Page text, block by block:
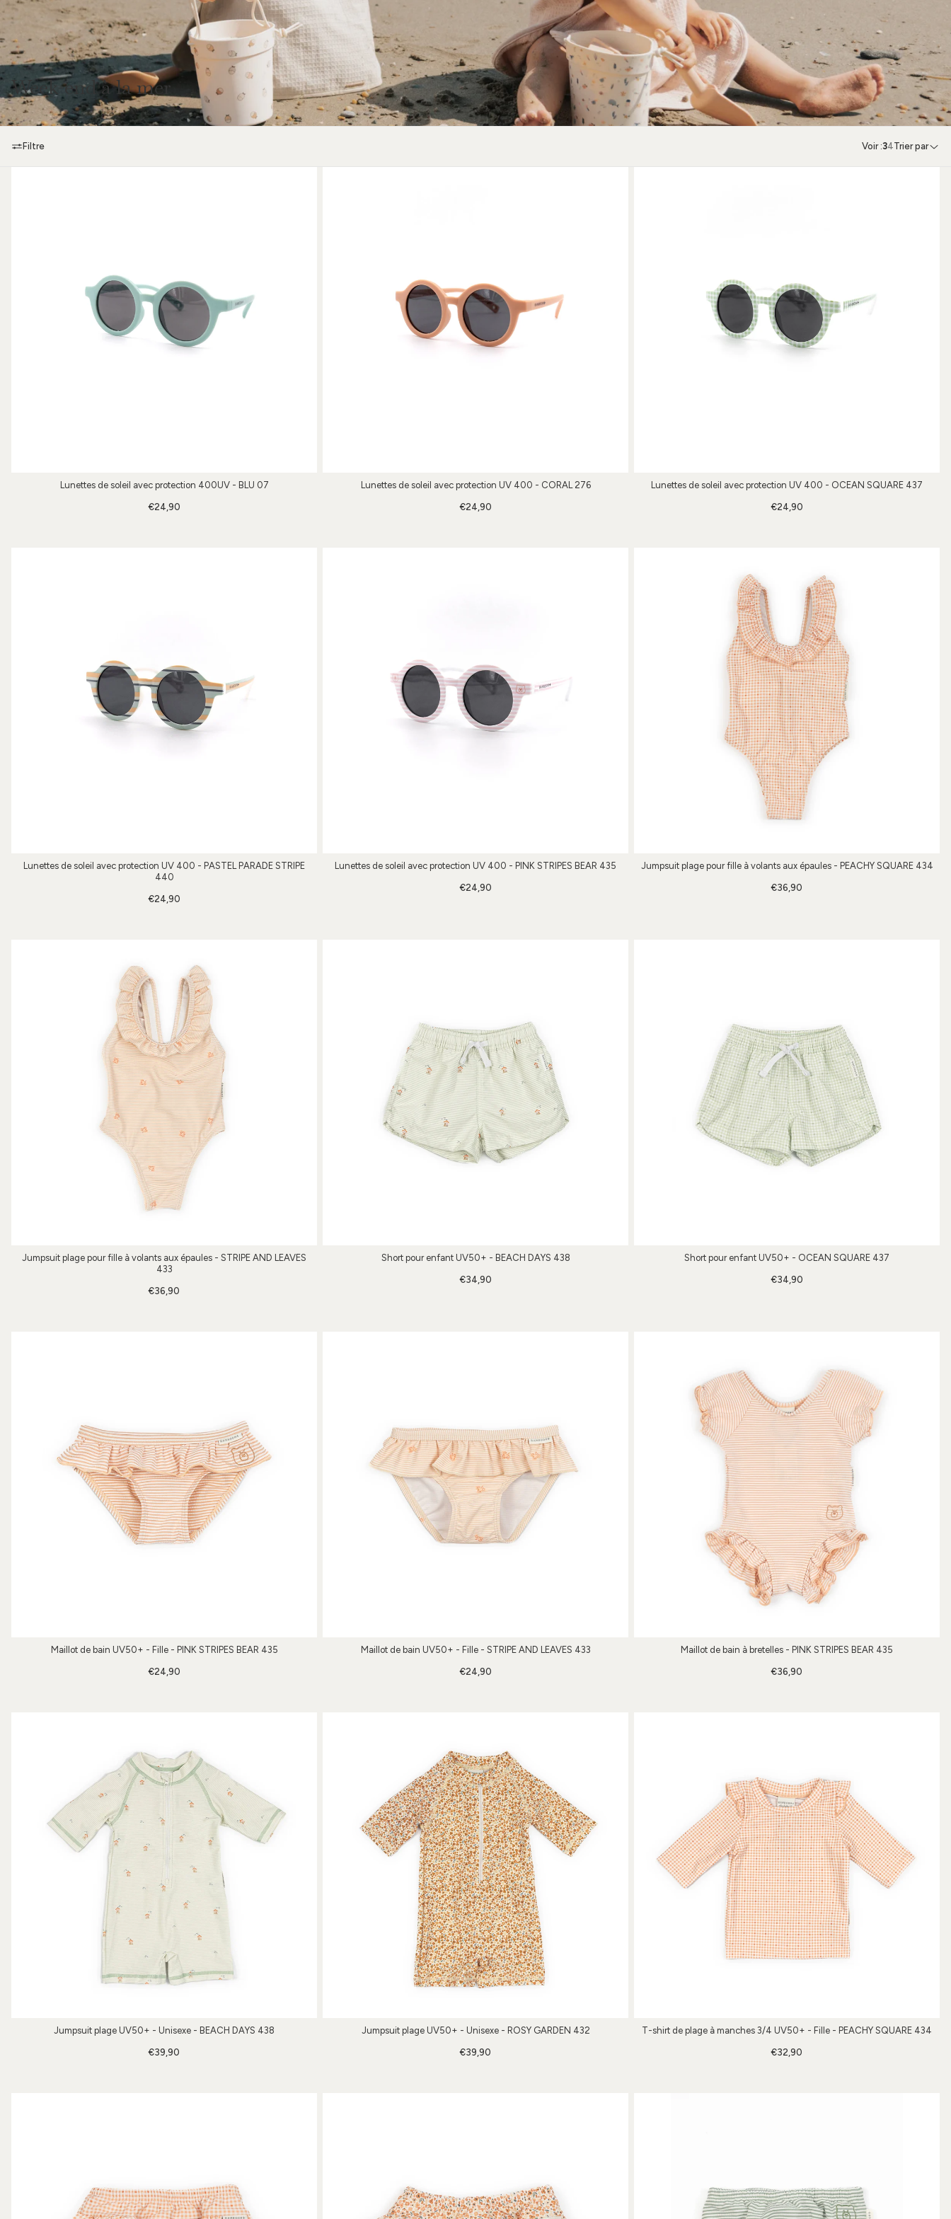
Week-end à la mer
Filtre Voir :34Trier par
Lunettes de soleil avec protection 400UV - BLU 07
€24,90
Lunettes de soleil avec protection UV 400 - CORAL 276
€24,90
Lunettes de soleil avec protection UV 400 - OCEAN SQUARE 437
€24,90
Lunettes de soleil avec protection UV 400 - PASTEL PARADE STRIPE
440
€24,90
Lunettes de soleil avec protection UV 400 - PINK STRIPES BEAR 435
€24,90
Jumpsuit plage pour fille à volants aux épaules - PEACHY SQUARE 434
€36,90
Jumpsuit plage pour fille à volants aux épaules - STRIPE AND LEAVES
433
€36,90
Short pour enfant UV50+ - BEACH DAYS 438
€34,90
Short pour enfant UV50+ - OCEAN SQUARE 437
€34,90
Maillot de bain UV50+ - Fille - PINK STRIPES BEAR 435
€24,90
Maillot de bain UV50+ - Fille - STRIPE AND LEAVES 433
€24,90
Maillot de bain à bretelles - PINK STRIPES BEAR 435
€36,90
Jumpsuit plage UV50+ - Unisexe - BEACH DAYS 438
€39,90
Jumpsuit plage UV50+ - Unisexe - ROSY GARDEN 432
€39,90
T-shirt de plage à manches 3/4 UV50+ - Fille - PEACHY SQUARE 434
€32,90